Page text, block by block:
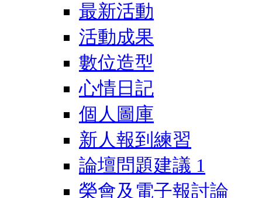
最新活動
活動成果
數位造型
心情日記
個人圖庫
新人報到練習
論壇問題建議 1
榮會及電子報討論